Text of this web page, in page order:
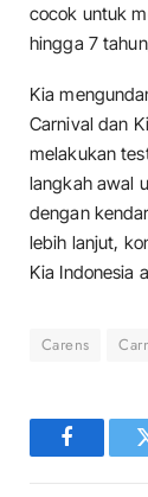
cocok untuk
hingga 7
Kia
Carnival dan
melakukan
langkah awal
dengan
lebih lanjut,
Kia Indonesia
Carens
Facebook